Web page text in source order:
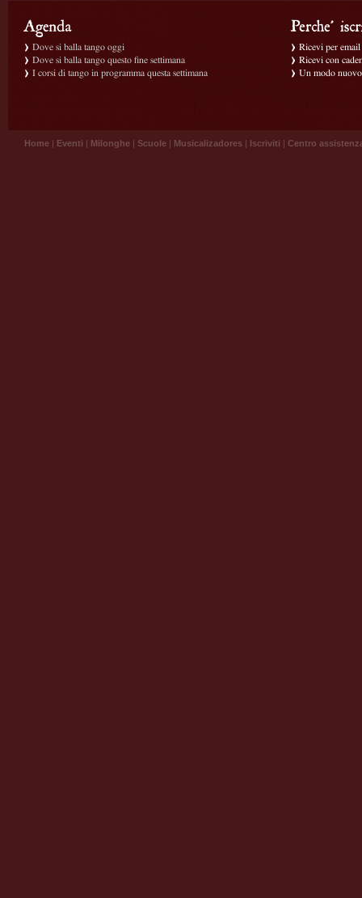
Dove si balla tango oggi
Dove si balla tango questo fine settimana
I corsi di tango in programma questa settimana
Ricevi per
Ricevi con
Un modo
Home | Eventi | Milonghe | Scuole | Musicalizadores | Iscriviti | Centro